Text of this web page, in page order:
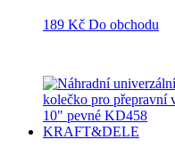
189 Kč Do obchodu